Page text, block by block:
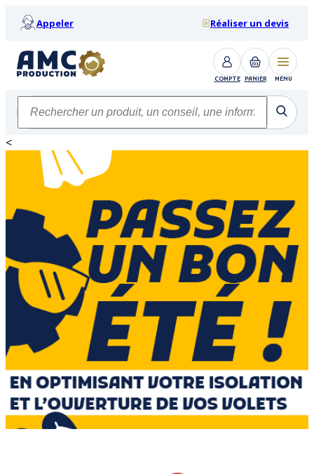
Appeler Réaliser un devis
COMPTE PANIER MENU
<